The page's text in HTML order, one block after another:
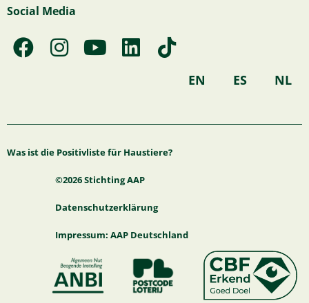
Social Media
F
a
b
o
o
I
n
a
g
r
a
m
Y
o
u
b
e
L
i
e
d
i
n
T
i
o
k
EN ES NL
Was ist die Positivliste für Haustiere?
©2026 Stichting AAP
Datenschutzerklärung
Impressum: AAP Deutschland